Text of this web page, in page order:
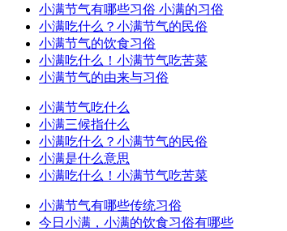
小满节气有哪些习俗 小满的习俗
小满吃什么？小满节气的民俗
小满节气的饮食习俗
小满吃什么！小满节气吃苦菜
小满节气的由来与习俗
小满节气吃什么
小满三候指什么
小满吃什么？小满节气的民俗
小满是什么意思
小满吃什么！小满节气吃苦菜
小满节气有哪些传统习俗
今日小满，小满的饮食习俗有哪些